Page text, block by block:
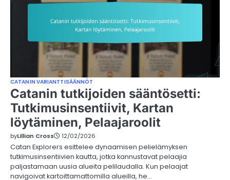
CATANIN VARIANTTISÄÄNNÖT
Catanin tutkijoiden sääntösetti:
Tutkimusinsentiivit, Kartan
löytäminen, Pelaajaroolit
byLillian Cross 12/02/2026
Catan Explorers esittelee dynaamisen pelielämyksen
tutkimusinsentiivien kautta, jotka kannustavat pelaajia
paljastamaan uusia alueita pelilaudalla. Kun pelaajat
navigoivat kartoittamattomilla alueilla, he…